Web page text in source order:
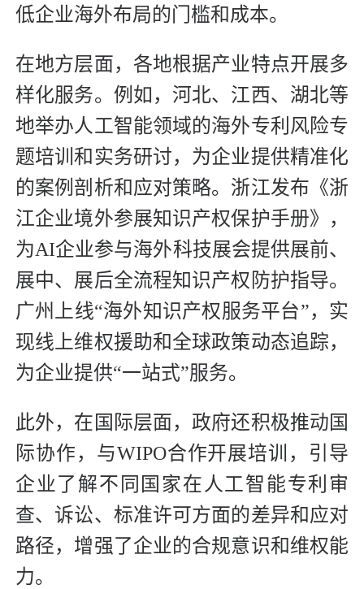
低企业海外布局的门槛和成本。
在地方层面，各地根据产业特点开展多
样化服务。例如，河北、江西、湖北等
地举办人工智能领域的海外专利风险专
题培训和实务研讨，为企业提供精准化
的案例剖析和应对策略。浙江发布《浙
江企业境外参展知识产权保护手册》，
为AI企业参与海外科技展会提供展前、
展中、展后全流程知识产权防护指导。
广州上线“海外知识产权服务平台”，实
现线上维权援助和全球政策动态追踪，
为企业提供“一站式”服务。
此外，在国际层面，政府还积极推动国
际协作，与WIPO合作开展培训，引导
企业了解不同国家在人工智能专利审
查、诉讼、标准许可方面的差异和应对
路径，增强了企业的合规意识和维权能
力。